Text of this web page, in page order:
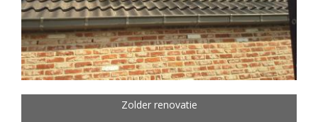
Zolder renovatie